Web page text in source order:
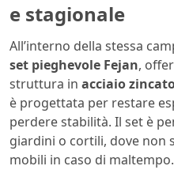
e stagionale
All’interno della stessa
set pieghevole Fejan,
struttura in acciaio
è progettata per restare
perdere stabilità. Il set è
giardini o cortili, dove non
mobili in caso di maltempo.